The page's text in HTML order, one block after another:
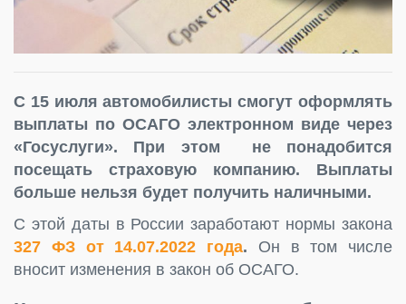
С 15 июля автомобилисты смогут оформлять
выплаты по ОСАГО электронном виде через
«Госуслуги». При этом не понадобится
посещать страховую компанию. Выплаты
больше нельзя будет получить наличными.
С этой даты в России заработают нормы закона
327 ФЗ от 14.07.2022 года. Он в том числе
вносит изменения в закон об ОСАГО.